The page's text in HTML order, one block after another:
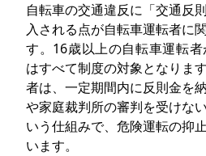
自転車の交通違反に「交通反
入される点が自転車運転者に
す。16歳以上の自転車運転
はすべて制度の対象となりま
者は、一定期間内に反則金を
や家庭裁判所の審判を受けな
いう仕組みで、危険運転の抑
います。